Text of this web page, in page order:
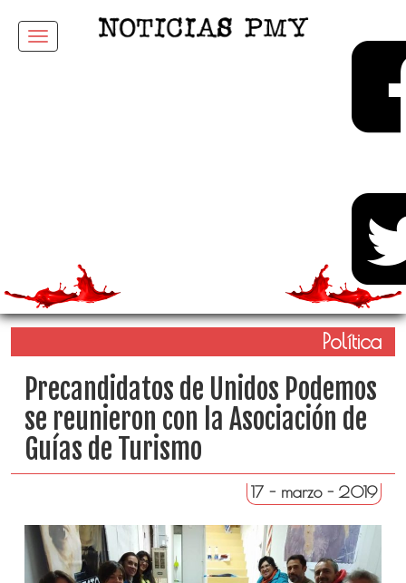
Menu
Política
Precandidatos de Unidos Podemos
se reunieron con la Asociación de
Guías de Turismo
17 - marzo - 2019